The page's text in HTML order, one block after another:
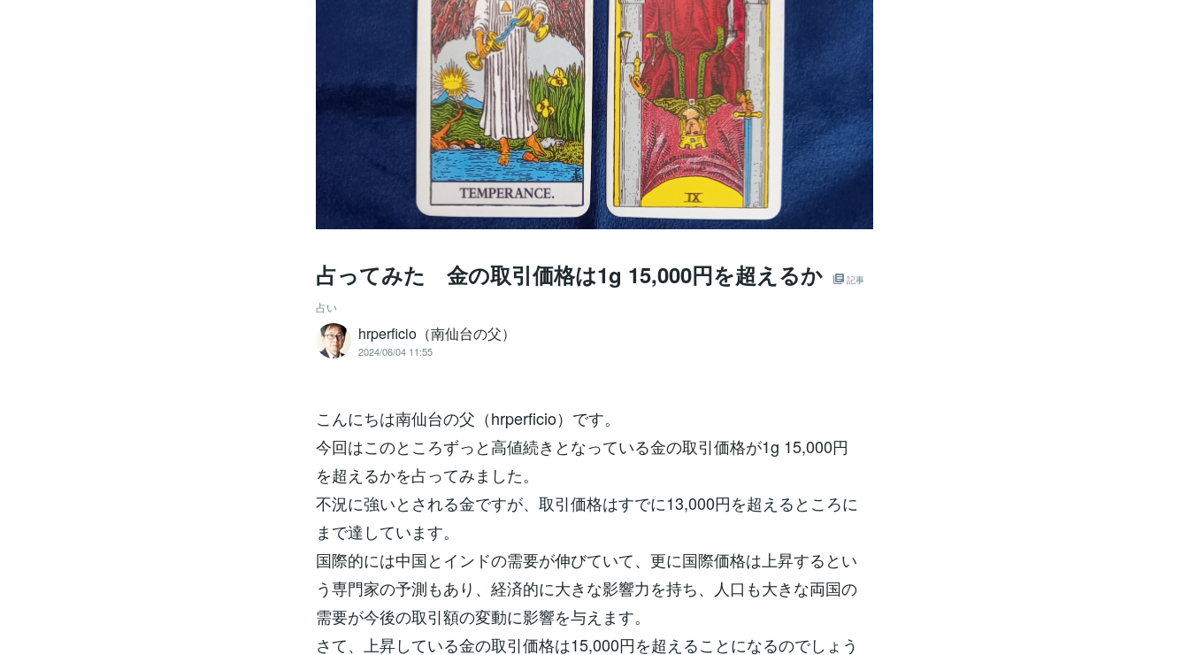
占ってみた 金の取引価格は1g 15,000円を超えるか 記事
占い
hrperficio（南仙台の父）
2024/06/04 11:55
こんにちは南仙台の父（hrperficio）です。
今回はこのところずっと高値続きとなっている金の取引価格が1g 15,000円
を超えるかを占ってみました。
不況に強いとされる金ですが、取引価格はすでに13,000円を超えるところに
まで達しています。
国際的には中国とインドの需要が伸びていて、更に国際価格は上昇するとい
う専門家の予測もあり、経済的に大きな影響力を持ち、人口も大きな両国の
需要が今後の取引額の変動に影響を与えます。
さて、上昇している金の取引価格は15,000円を超えることになるのでしょう